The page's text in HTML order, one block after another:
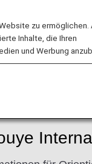
zu ermöglichen.
Inhalte, die Ihren
und Werbung